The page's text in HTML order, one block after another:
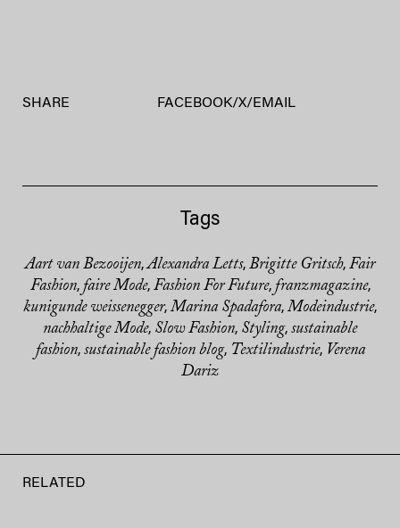
SHARE FACEBOOK/X/EMAIL
Tags
Aart van Bezooijen,Alexandra Letts, Brigitte Gritsch, Fair
Fashion, faire Mode, Fashion For Future, franzmagazine,
kunigunde weissenegger, Marina Spadafora, Modeindustrie,
nachhaltige Mode, Slow Fashion, Styling, sustainable
fashion, sustainable fashion blog, Textilindustrie, Verena
Dariz
RELATED